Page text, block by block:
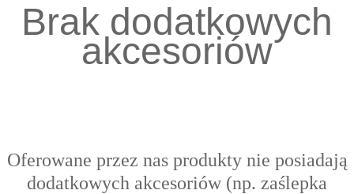
Brak dodatkowych
akcesoriów
Oferowane przez nas produkty nie posiadają
dodatkowych akcesoriów (np. zaślepka